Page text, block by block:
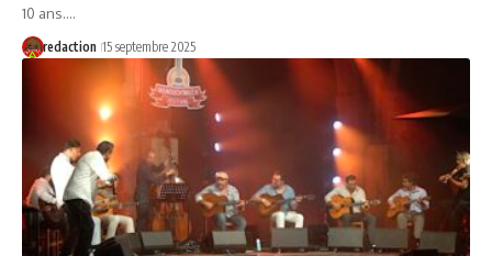
10 ans.…
redaction 15 septembre 2025